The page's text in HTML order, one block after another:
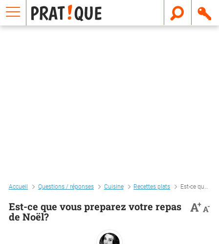
Accueil Questions / réponses Cuisine Recettes plats Est-ce que vous preparez votre repas de noël?
Est-ce que vous preparez votre repas
de Noël?
A+A-
E
m
a